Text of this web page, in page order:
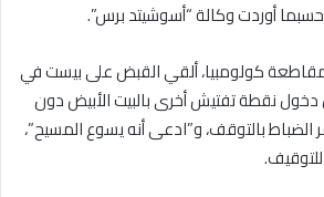
كولومبيا، ألقي القبض على بيست في
أن حاول دخول نقطة تفتيش أخرى بالبيت الأبيض دون
الضباط بالتوقف، و”ادعى أنه يسوع المسيح”،